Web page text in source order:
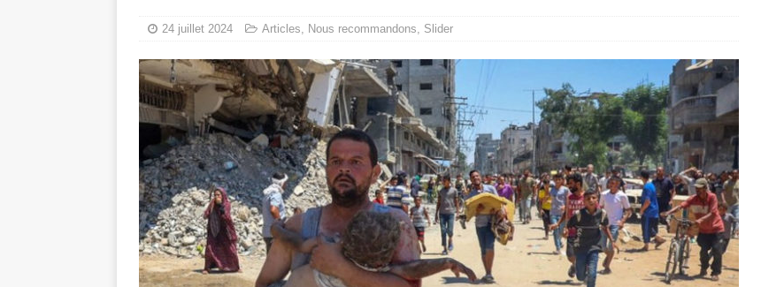
Gaza : les Israéliens bombardent des entrepôts de médicaments, aggravant ainsi la
24 juillet 2024 Articles, Nous recommandons, Slider